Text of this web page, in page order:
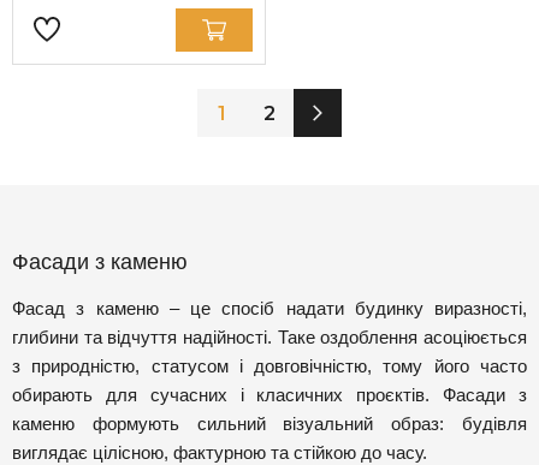
1 2
Фасади з каменю
Фасад з каменю – це спосіб надати будинку виразності,
глибини та відчуття надійності. Таке оздоблення асоціюється
з природністю, статусом і довговічністю, тому його часто
обирають для сучасних і класичних проєктів. Фасади з
каменю формують сильний візуальний образ: будівля
виглядає цілісною, фактурною та стійкою до часу.